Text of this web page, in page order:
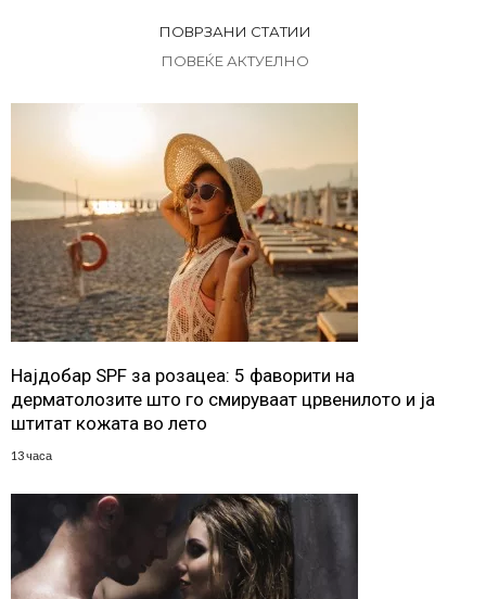
ПОВРЗАНИ СТАТИИ
ПОВЕЌЕ АКТУЕЛНО
Најдобар SPF за розацеа: 5 фаворити на
дерматолозите што го смируваат црвенилото и ја
штитат кожата во лето
13 часа